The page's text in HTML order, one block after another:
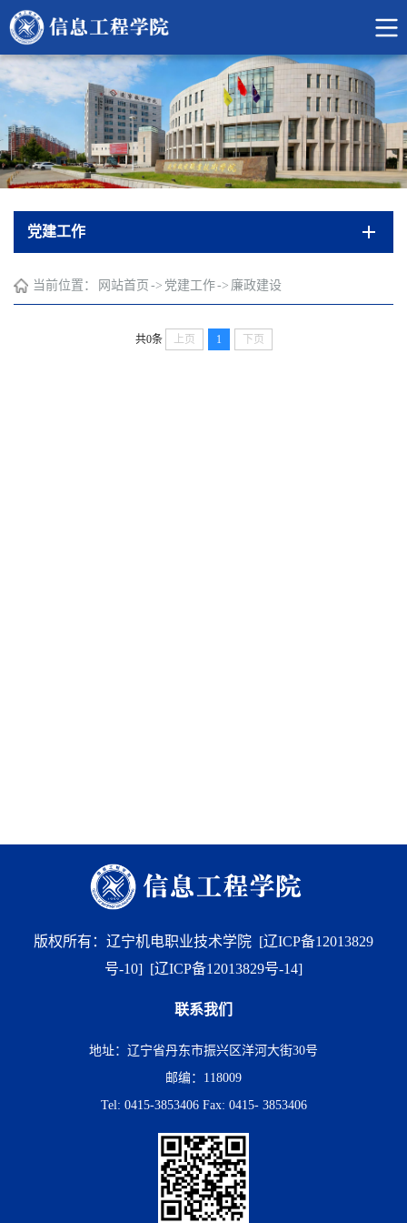
党建工作
当前位置： 网站首页 -> 党建工作-> 廉政建设
共0条 上页 1 下页
版权所有：辽宁机电职业技术学院 [辽ICP备12013829
号-10] [辽ICP备12013829号-14]
联系我们
地址：辽宁省丹东市振兴区洋河大街30号
邮编：118009
Tel: 0415-3853406 Fax: 0415- 3853406